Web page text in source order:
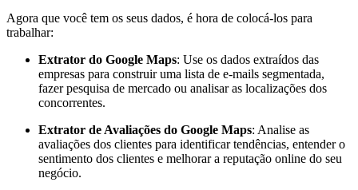
Agora que você tem os seus dados, é hora de colocá-los para
trabalhar:
Extrator do Google Maps: Use os dados extraídos das
empresas para construir uma lista de e-mails segmentada,
fazer pesquisa de mercado ou analisar as localizações dos
concorrentes.
Extrator de Avaliações do Google Maps: Analise as
avaliações dos clientes para identificar tendências, entender o
sentimento dos clientes e melhorar a reputação online do seu
negócio.